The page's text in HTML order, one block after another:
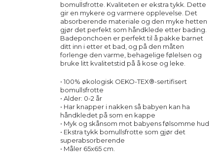
bomullsfrotte. Kvaliteten er ekstra tykk. Dette
gir en mykere og varmere opplevelse. Det
absorberende materiale og den myke hetten
gjør det perfekt som håndklede etter bading.
Badeponchoen er perfekt til å pakke barnet
ditt inn i etter et bad, og på den måten
forlenge den varme, behagelige følelsen og
bruke litt kvalitetstid på å kose og leke.
• 100% økologisk OEKO-TEX®-sertifisert
bomullsfrotte
• Alder: 0-2 år
• Har knapper i nakken så babyen kan ha
håndkledet på som en kappe
• Myk og skånsom mot babyens følsomme hud
• Ekstra tykk bomullsfrotte som gjør det
superabsorberende
• Måler 65x65 cm.